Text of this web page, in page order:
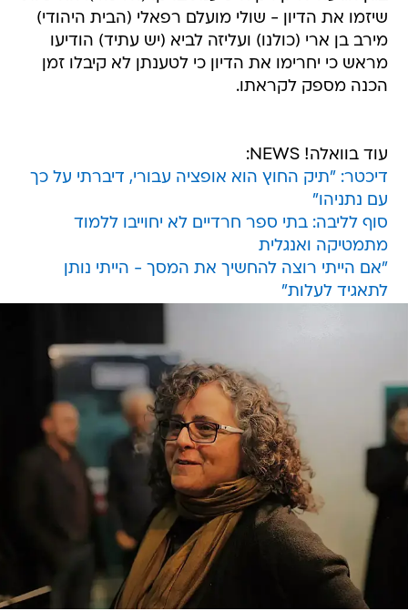
שיזמו את הדיון - שולי מועלם רפאלי (הבית היהודי)
מירב בן ארי (כולנו) ועליזה לביא (יש עתיד) הודיעו
מראש כי יחרימו את הדיון כי לטענתן לא קיבלו זמן
הכנה מספק לקראתו.
עוד בוואלה! NEWS:
דיכטר: "תיק החוץ הוא אופציה עבורי, דיברתי על כך
עם נתניהו"
סוף לליבה: בתי ספר חרדיים לא יחוייבו ללמוד
מתמטיקה ואנגלית
"אם הייתי רוצה להחשיך את המסך - הייתי נותן
לתאגיד לעלות"